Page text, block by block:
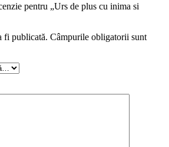
pentru „Urs de plus cu inima si
fi publicată. Câmpurile obligatorii sunt